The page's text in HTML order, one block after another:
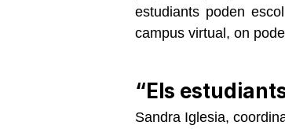
estudiants poden
campus virtual, on
“Els
Sandra Iglesia,